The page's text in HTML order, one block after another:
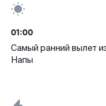
01:00
Самый ранний вылет
Напы